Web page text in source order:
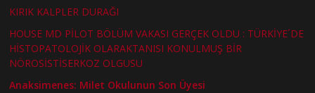
KIRIK KALPLER DURAĞI
HOUSE MD PİLOT BÖLÜM VAKASI GERÇEK OLDU : TÜRKİYE´DE
HİSTOPATOLOJİK OLARAKTANISI KONULMUŞ BİR
NÖROSİSTİSERKOZ OLGUSU
Anaksimenes: Milet Okulunun Son Üyesi